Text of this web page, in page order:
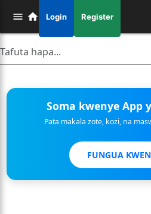
Login Register
Soma kwenye App
Pata makala zote, kozi, na
FUNGUA